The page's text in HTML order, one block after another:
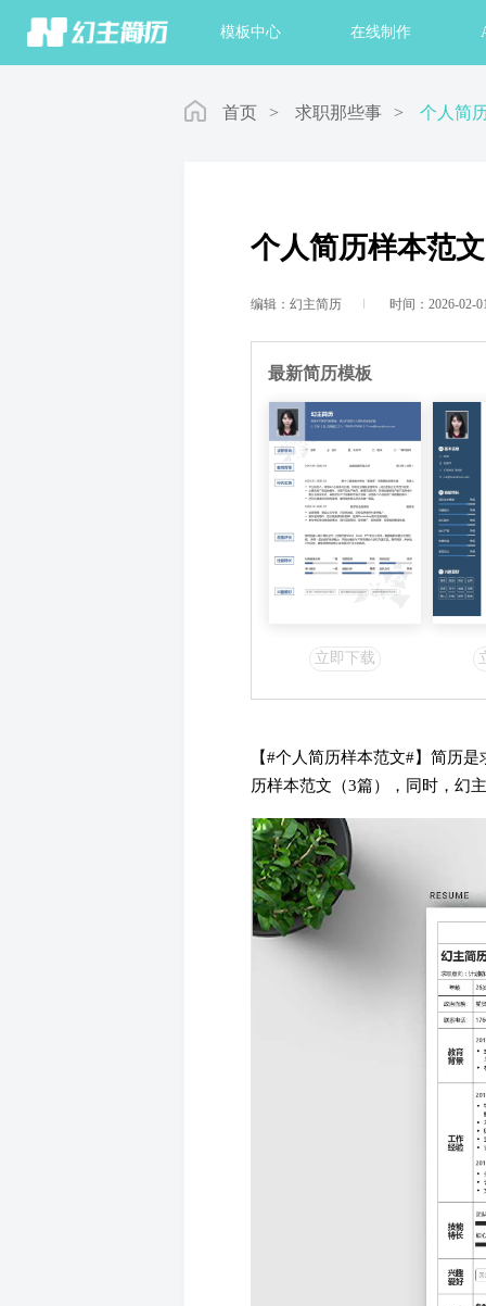
首页 模板中心 在线制作
首页 > 求职那些事 > 个人简
个人简历样本范
编辑：幻主简历 时间：2026-02-
最新简历模板
立即下载
【#个人简历样本范文#】简历
历样本范文（3篇），同时，幻